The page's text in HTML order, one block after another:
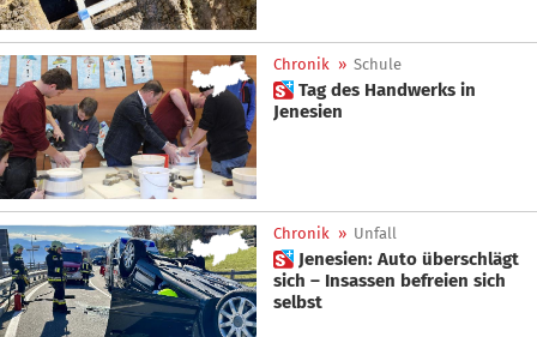
Chronik » Schule
 Tag des Handwerks in
Jenesien
Chronik » Unfall
 Jenesien: Auto überschlägt
sich – Insassen befreien sich
selbst